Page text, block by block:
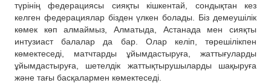
түрінің федерациясы сияқты кішкентай, сондықтан кез
келген федерациялар бізден үлкен болады. Біз демеушілік
көмек көп алмаймыз, Алматыда, Астанада мен сияқты
интузиаст балалар да бар. Олар келіп, төрешілікпен
көмектеседі, матчтарды ұйымдастыруға, жаттығуларды
ұйымдастыруға, шетелдік жаттықтырушыларды шақыруға
және тағы басқалармен көмектеседі.